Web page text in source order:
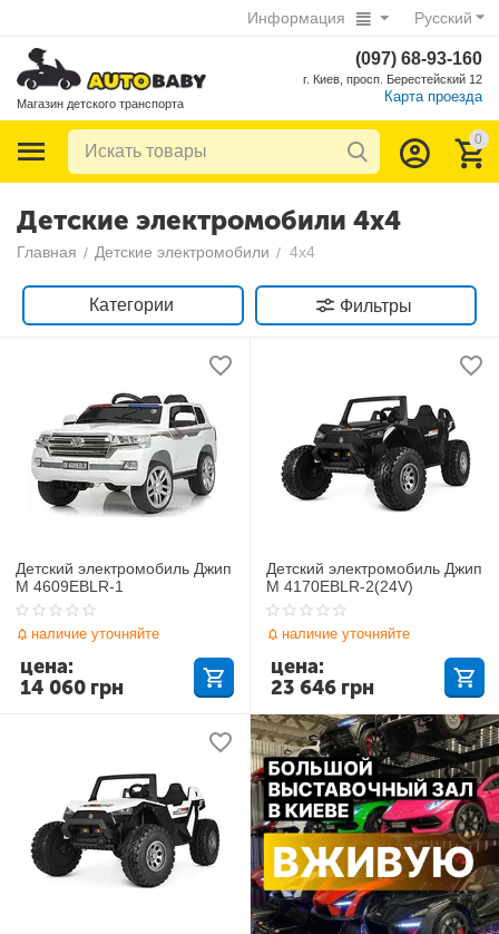
Русский
Информация
Магазин детского транспорта
(097) 68-93-160
г. Киев, просп. Берестейский 12
Карта проезда
0
Детские электромобили 4х4
Главная / Детские электромобили / 4х4
Категории Фильтры
Детский электромобиль Джип
M 4609EBLR-1
наличие уточняйте
14 060 грн
цена:
Детский электромобиль Джип
M 4170EBLR-2(24V)
наличие уточняйте
23 646 грн
цена: